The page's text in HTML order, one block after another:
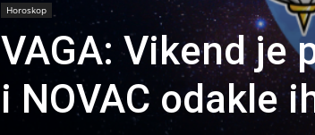
Horoskop
VAGA: Vikend je
i NOVAC odakle